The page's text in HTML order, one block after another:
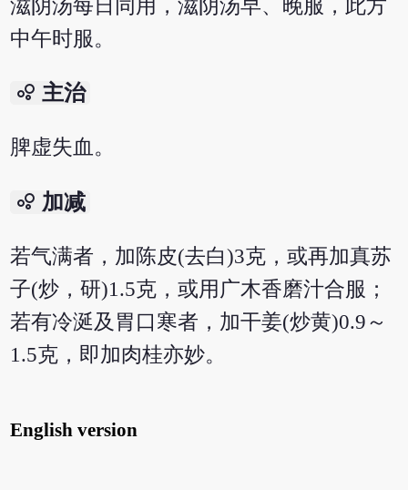
滋阴汤每日同用，滋阴汤早、晚服，此方
中午时服。
bubble_chart 主治
脾虚失血。
bubble_chart 加减
若气满者，加陈皮(去白)3克，或再加真苏
子(炒，研)1.5克，或用广木香磨汁合服；
若有冷涎及胃口寒者，加干姜(炒黄)0.9～
1.5克，即加肉桂亦妙。
English version